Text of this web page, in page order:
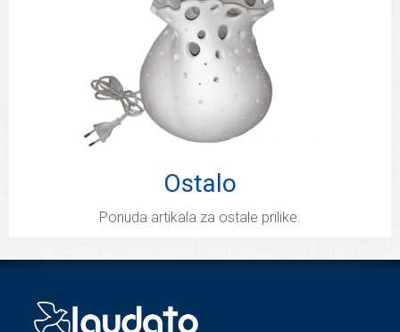
Ostalo
Ponuda artikala za ostale prilike.